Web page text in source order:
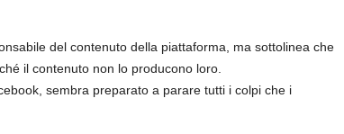
del contenuto della piattaforma, ma sottolinea che
il contenuto non lo producono loro.
sembra preparato a parare tutti i colpi che i